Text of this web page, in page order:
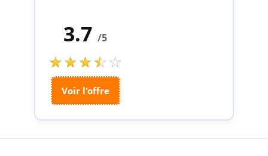
3.7/5
Voir l'offre